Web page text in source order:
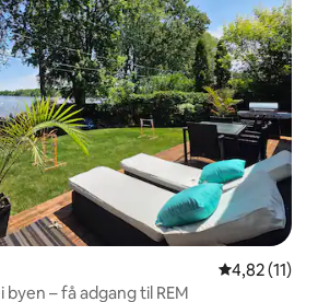
4,82 ud af 5
4,82 (11)
– få adgang til REM